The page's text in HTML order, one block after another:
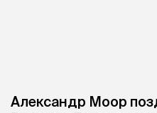
Александр Моор